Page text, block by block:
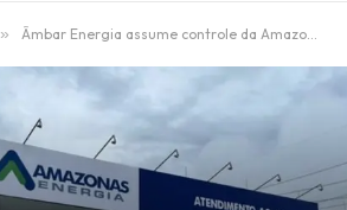
» Âmbar Energia assume controle da Amazonas Energia e promete modernização do serviço